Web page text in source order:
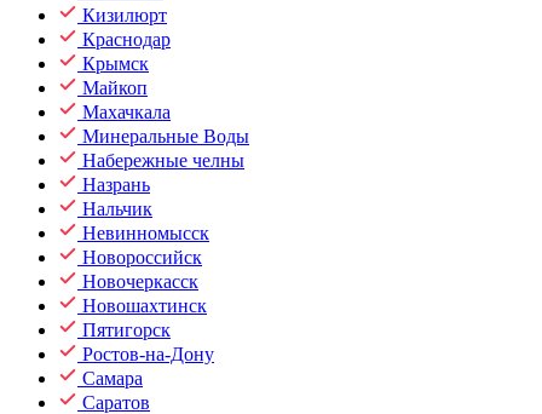
Кизилюрт
Краснодар
Крымск
Майкоп
Махачкала
Минеральные Воды
Набережные челны
Назрань
Нальчик
Невинномысск
Новороссийск
Новочеркасск
Новошахтинск
Пятигорск
Ростов-на-Дону
Самара
Саратов